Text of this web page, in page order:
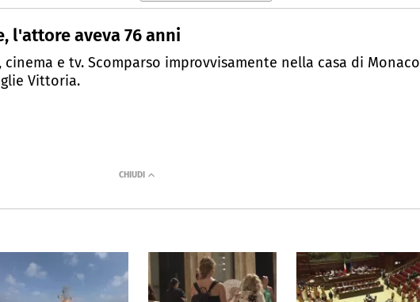
l'attore aveva 76 anni
e tv. Scomparso improvvisamente nella casa di Monaco
Vittoria.